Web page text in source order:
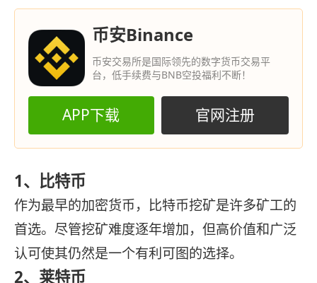
币安Binance
币安交易所是国际领先的数字货币交易平
台，低手续费与BNB空投福利不断！
APP下载 官网注册
1、比特币
作为最早的加密货币，比特币挖矿是许多矿工的
首选。尽管挖矿难度逐年增加，但高价值和广泛
认可使其仍然是一个有利可图的选择。
2、莱特币